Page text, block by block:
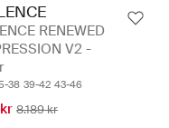
RENEWED
V2 -
38 39-42 43-46
8.189 kr